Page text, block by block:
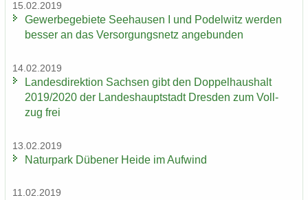
15.02.2019
Ge­wer­be­ge­bie­te See­hau­sen I und Po­del­witz wer­den
bes­ser an das Ver­sor­gungs­netz an­ge­bun­den
14.02.2019
Lan­des­di­rek­ti­on Sach­sen gibt den Dop­pel­haus­halt
2019/2020 der Lan­des­haupt­stadt Dres­den zum Voll­
zug frei
13.02.2019
Na­tur­park Dü­be­ner Heide im Auf­wind
11.02.2019